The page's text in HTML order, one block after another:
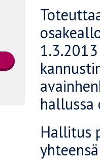
hallussa
Hallitus